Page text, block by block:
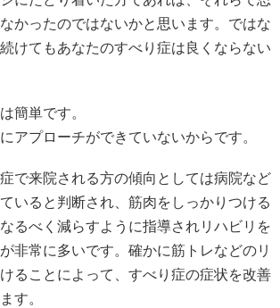
かったのではないかと思います。ではな
けてもあなたのすべり症は良くならない
簡単です。
アプローチができていないからです。
で来院される方の傾向としては病院など
いると判断され、筋肉をしっかりつける
るべく減らすように指導されリハビリを
非常に多いです。確かに筋トレなどのリ
ることによって、すべり症の症状を改善
す。